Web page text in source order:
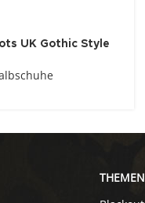
UK Gothic Style
THEMEN